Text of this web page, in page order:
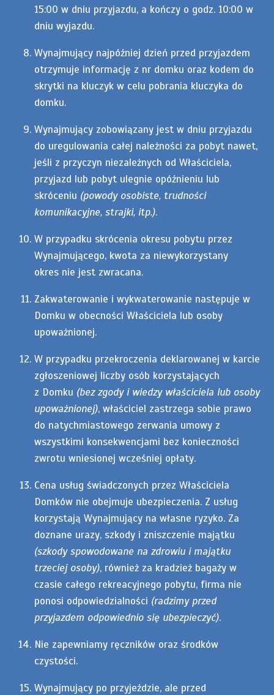
15:00 w dniu przyjazdu, a kończy o godz. 10:00 w
dniu wyjazdu.
Wynajmujący najpóźniej dzień przed przyjazdem
otrzymuje informację z nr domku oraz kodem do
skrytki na kluczyk w celu pobrania kluczyka do
domku.
Wynajmujący zobowiązany jest w dniu przyjazdu
do uregulowania całej należności za pobyt nawet,
jeśli z przyczyn niezależnych od Właściciela,
przyjazd lub pobyt ulegnie opóźnieniu lub
skróceniu (powody osobiste, trudności
komunikacyjne, strajki, itp.).
W przypadku skrócenia okresu pobytu przez
Wynajmującego, kwota za niewykorzystany
okres nie jest zwracana.
Zakwaterowanie i wykwaterowanie następuje w
Domku w obecności Właściciela lub osoby
upoważnionej.
W przypadku przekroczenia deklarowanej w karcie
zgłoszeniowej liczby osób korzystających
z Domku (bez zgody i wiedzy właściciela lub osoby
upoważnionej), właściciel zastrzega sobie prawo
do natychmiastowego zerwania umowy z
wszystkimi konsekwencjami bez konieczności
zwrotu wniesionej wcześniej opłaty.
Cena usług świadczonych przez Właściciela
Domków nie obejmuje ubezpieczenia. Z usług
korzystają Wynajmujący na własne ryzyko. Za
doznane urazy, szkody i zniszczenie majątku
(szkody spowodowane na zdrowiu i majątku
trzeciej osoby), również za kradzież bagaży w
czasie całego rekreacyjnego pobytu, firma nie
ponosi odpowiedzialności (radzimy przed
przyjazdem odpowiednio się ubezpieczyć).
Nie zapewniamy ręczników oraz środków
czystości.
Wynajmujący po przyjeździe, ale przed